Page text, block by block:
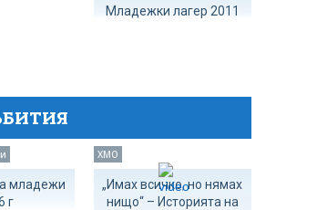
Младежки лагер 2011
младежи
г
ХМО
„Имах всичко, но нямах
нищо“ – Историята на